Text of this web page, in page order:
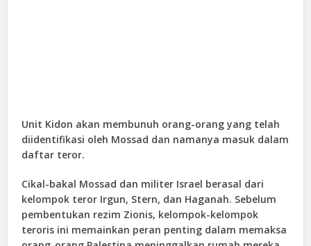
Unit Kidon akan membunuh orang-orang yang telah
diidentifikasi oleh Mossad dan namanya masuk dalam
daftar teror.
Cikal-bakal Mossad dan militer Israel berasal dari
kelompok teror Irgun, Stern, dan Haganah. Sebelum
pembentukan rezim Zionis, kelompok-kelompok
teroris ini memainkan peran penting dalam memaksa